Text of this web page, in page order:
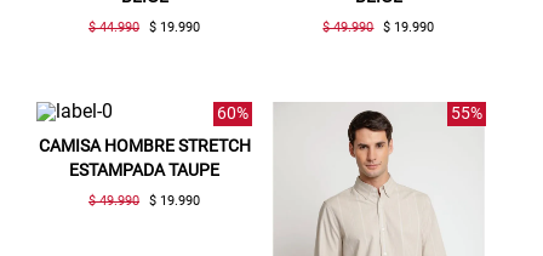
$ 44.990 $ 19.990 $ 49.990 $ 19.990
60%
CAMISA HOMBRE STRETCH
ESTAMPADA TAUPE
$ 49.990 $ 19.990
55%